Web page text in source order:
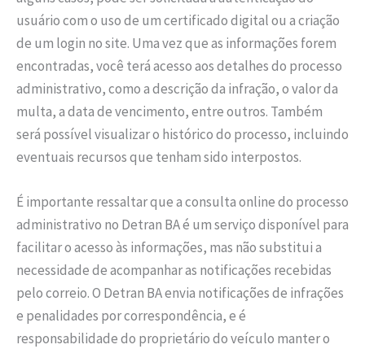
usuário com o uso de um certificado digital ou a criação
de um login no site. Uma vez que as informações forem
encontradas, você terá acesso aos detalhes do processo
administrativo, como a descrição da infração, o valor da
multa, a data de vencimento, entre outros. Também
será possível visualizar o histórico do processo, incluindo
eventuais recursos que tenham sido interpostos.
É importante ressaltar que a consulta online do processo
administrativo no Detran BA é um serviço disponível para
facilitar o acesso às informações, mas não substitui a
necessidade de acompanhar as notificações recebidas
pelo correio. O Detran BA envia notificações de infrações
e penalidades por correspondência, e é
responsabilidade do proprietário do veículo manter o